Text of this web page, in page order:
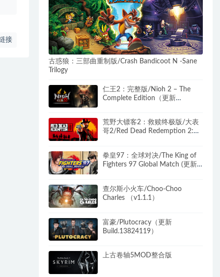
接
古惑狼：三部曲重制版/Crash Bandicoot N -Sane
Trilogy
仁王2：完整版/Nioh 2 – The
Complete Edition（更新
荒野大镖客2：救赎终极版/大表
哥2/Red Dead Redemption 2:
拳皇97：全球对决/The King of
Fighters 97 Global Match (更新
查尔斯小火车/Choo-Choo
Charles （v1.1.1）
富豪/Plutocracy（更新
Build.13824119）
上古卷轴5MOD整合版